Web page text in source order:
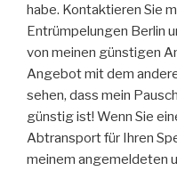
habe. Kontaktieren Sie
Entrümpelungen Berlin
von meinen günstigen
Angebot mit dem
sehen, dass mein
günstig ist! Wenn Sie
Abtransport für Ihren
meinem angemeldeten